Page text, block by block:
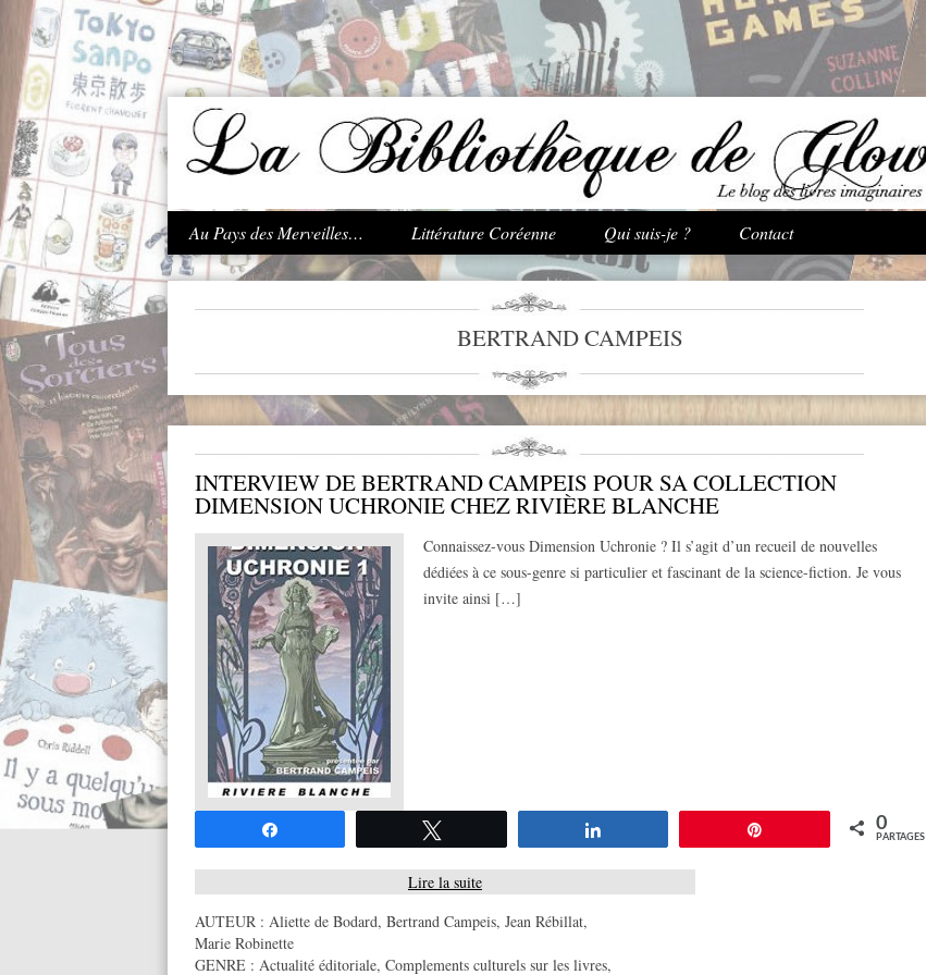
.
Aller au contenu principal
Au Pays des Merveilles… Littérature Coréenne Qui suis-je ? Contact
BERTRAND CAMPEIS
INTERVIEW DE BERTRAND CAMPEIS POUR SA COLLECTION
DIMENSION UCHRONIE CHEZ RIVIÈRE BLANCHE
Connaissez-vous Dimension Uchronie ? Il s’agit d’un recueil de nouvelles
dédiées à ce sous-genre si particulier et fascinant de la science-fiction. Je vous
invite ainsi […]
0
PARTAGES
Lire la suite
AUTEUR : Aliette de Bodard, Bertrand Campeis, Jean Rébillat,
Marie Robinette
GENRE : Actualité éditoriale, Complements culturels sur les livres,